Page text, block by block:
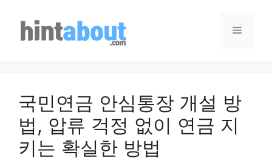
content
Menu
국민연금 안심통장 개설 방
법, 압류 걱정 없이 연금 지
키는 확실한 방법